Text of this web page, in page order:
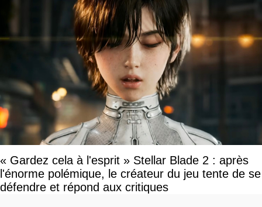
« Gardez cela à l'esprit » Stellar Blade 2 : après
l'énorme polémique, le créateur du jeu tente de se
défendre et répond aux critiques